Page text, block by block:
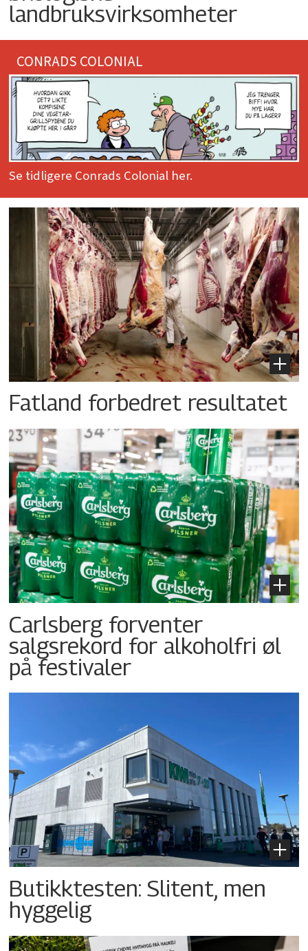
landbruksvirksomheter
CONRADS COLONIAL
Se tidligere Conrads Colonial her.
Fatland forbedret resultatet
Carlsberg forventer
salgsrekord for alkoholfri øl
på festivaler
Butikktesten: Slitent, men
hyggelig